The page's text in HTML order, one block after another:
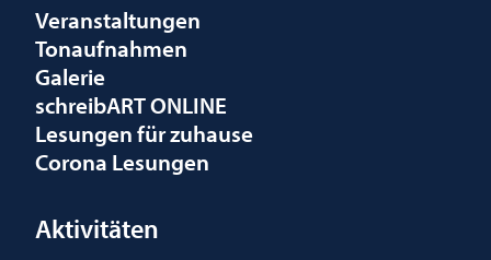
Veranstaltungen
Tonaufnahmen
Galerie
schreibART ONLINE
Lesungen für zuhause
Corona Lesungen
Aktivitäten